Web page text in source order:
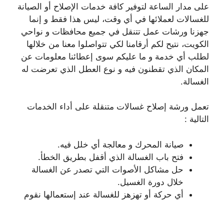
على مدار الساعة لتوفير كافة خدمات الإصلاح أو الصيانة
للغسالات لعملائها في أي وقت، ليس هذا فقط و إنما
جهزنا ورشات عمل تتنقل في جميع محافظات و نواحي
الكويت، نتيح لكم أرقامنا لكي تتواصلوا معنا من خلالها
لطلب أي خدمة و ما عليكم سوى إعطائنا معلومات عن
المكان الذي تقطنون فيه و نوع العطل الذي تعرضت له
الغسالة.
تعمل ورشة إصلاح غسالات متنقلة على أداء الخدمات
التالية :
صيانة المحرك و معالجة أي خلل فيه.
فتح باب الغسالة الذي أقفل بطريق الخطأ.
حل مشاكل الأصوات التي تصدر عن الغسالة
خلال دورة الغسيل.
أي حركة أو تهزهز للغسالة عند إستعمالها نقوم